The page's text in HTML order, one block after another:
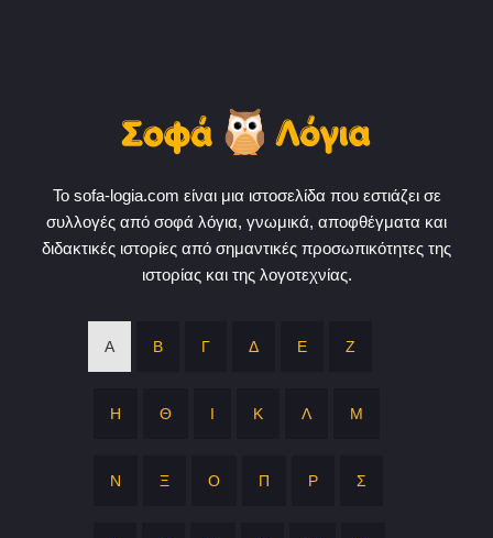
Το sofa-logia.com είναι μια ιστοσελίδα που εστιάζει σε
συλλογές από σοφά λόγια, γνωμικά, αποφθέγματα και
διδακτικές ιστορίες από σημαντικές προσωπικότητες της
ιστορίας και της λογοτεχνίας.
Α Β Γ Δ Ε Ζ
Η Θ Ι Κ Λ Μ
Ν Ξ Ο Π Ρ Σ